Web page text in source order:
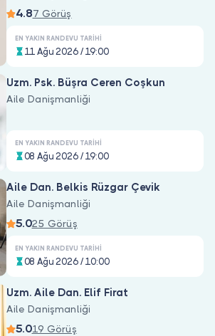
musunuz?
4.87 Görüş
EN YAKIN RANDEVU TARIHI
11 Ağu 2026 / 19:00
Uzm. Psk. Büşra Ceren Coşkun
Aile Danişmanliği
EN YAKIN RANDEVU TARIHI
08 Ağu 2026 / 19:00
Aile Dan. Belkis Rüzgar Çevik
Aile Danişmanliği
5.025 Görüş
EN YAKIN RANDEVU TARIHI
08 Ağu 2026 / 10:00
Uzm. Aile Dan. Elif Firat
Aile Danişmanliği
5.019 Görüş